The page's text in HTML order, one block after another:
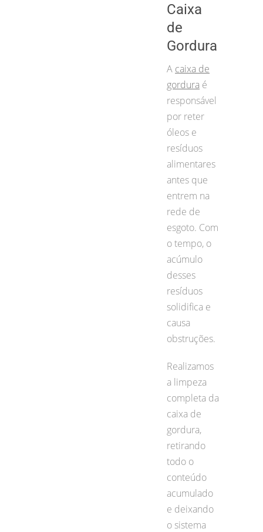
Caixa
de
Gordura
A caixa de
gordura é
responsável
por reter
óleos e
resíduos
alimentares
antes que
entrem na
rede de
esgoto. Com
o tempo, o
acúmulo
desses
resíduos
solidifica e
causa
obstruções.
Realizamos
a limpeza
completa da
caixa de
gordura,
retirando
todo o
conteúdo
acumulado
e deixando
o sistema